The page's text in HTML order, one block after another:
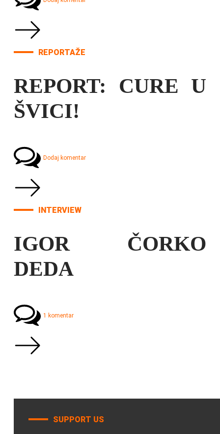
REPORTAŽE
REPORT: CURE U
ŠVICI!
Dodaj komentar
INTERVIEW
IGOR ČORKO
DEDA
1 komentar
SUPPORT US